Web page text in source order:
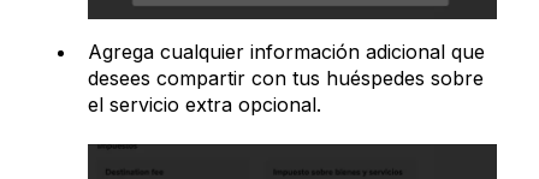
Agrega cualquier información adicional que
desees compartir con tus huéspedes sobre
el servicio extra opcional.